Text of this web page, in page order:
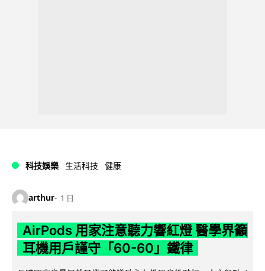
科技娛樂 生活科技 健康
arthur 1 日
AirPods 用家注意聽力響紅燈 醫學界籲
耳機用戶謹守「60-60」鐵律